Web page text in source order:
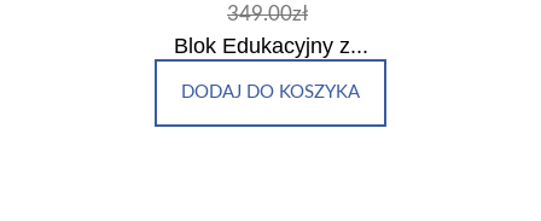
349.00zł
Blok Edukacyjny z...
DODAJ DO KOSZYKA